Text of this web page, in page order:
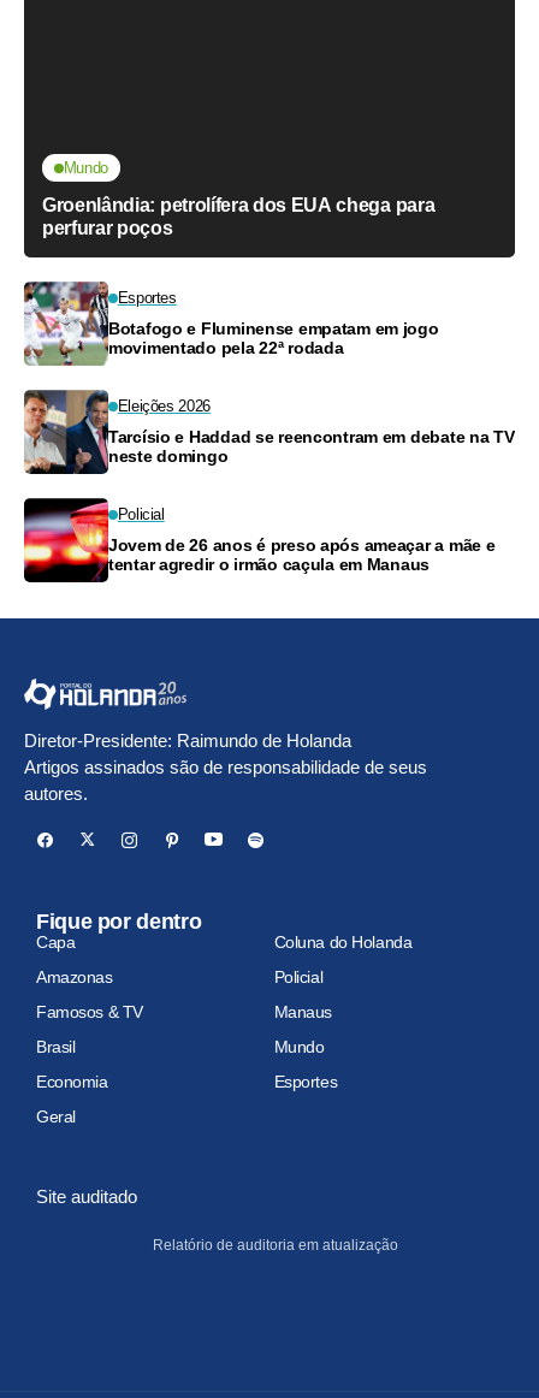
Mundo
Groenlândia: petrolífera dos EUA chega para
perfurar poços
Esportes
Botafogo e Fluminense empatam em jogo
movimentado pela 22ª rodada
Eleições 2026
Tarcísio e Haddad se reencontram em debate na TV
neste domingo
Policial
Jovem de 26 anos é preso após ameaçar a mãe e
tentar agredir o irmão caçula em Manaus
Diretor-Presidente: Raimundo de Holanda
Artigos assinados são de responsabilidade de seus
autores.
Fique por dentro
Capa
Coluna do Holanda
Amazonas
Policial
Famosos & TV
Manaus
Brasil
Mundo
Economia
Esportes
Geral
Site auditado
Relatório de auditoria em atualização